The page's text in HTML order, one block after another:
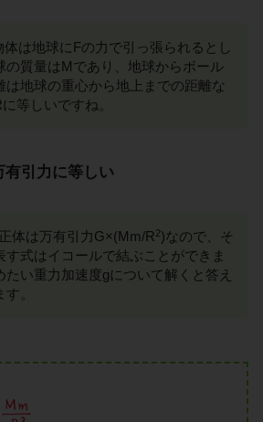
体は地球にFの力で引っ張られるとし
の質量はMであり、地球からボール
は地球の重心から地上までの距離な
等しいですね。
引力に等しい
体は万有引力G×(Mm/R2)なので、そ
す式はイコールで結ぶことができま
たい重力加速度gについて解くと答え
。